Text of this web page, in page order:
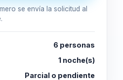
se envía la solicitud al
6 personas
1 noche(s)
Parcial o pendiente